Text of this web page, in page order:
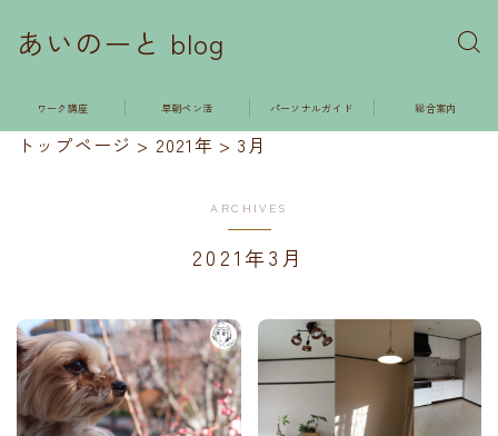
あいのーと blog
ワーク講座 早朝ペン活 パーソナルガイド 総合案内
トップページ > 2021年 > 3月
ARCHIVES
2021年3月